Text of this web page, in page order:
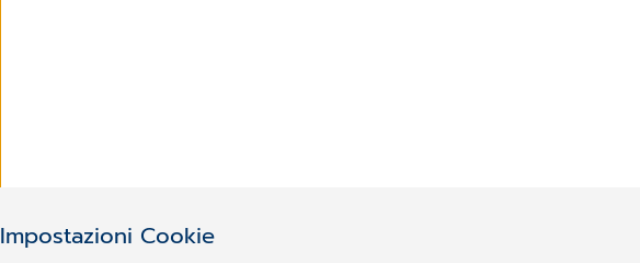
Impostazioni Cookie